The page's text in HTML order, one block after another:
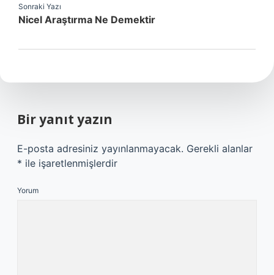
Sonraki Yazı
Nicel Araştırma Ne Demektir
Bir yanıt yazın
E-posta adresiniz yayınlanmayacak. Gerekli alanlar
* ile işaretlenmişlerdir
Yorum